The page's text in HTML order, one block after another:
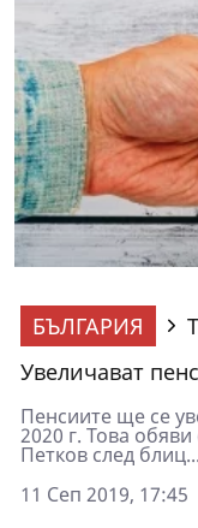
БЪЛГАРИЯ
Увеличават
Пенсиите ще се
2020 г. Това
Петков след блиц...
11 Сеп 2019, 17:45